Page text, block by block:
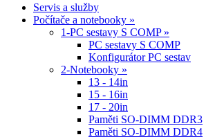
Servis a služby
Počítače a notebooky »
1-PC sestavy S COMP »
PC sestavy S COMP
Konfigurátor PC sestav
2-Notebooky »
13 - 14in
15 - 16in
17 - 20in
Paměti SO-DIMM DDR3
Paměti SO-DIMM DDR4